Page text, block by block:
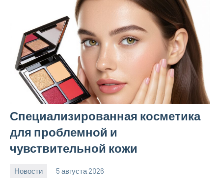
Специализированная косметика
для проблемной и
чувствительной кожи
Новости 5 августа 2026